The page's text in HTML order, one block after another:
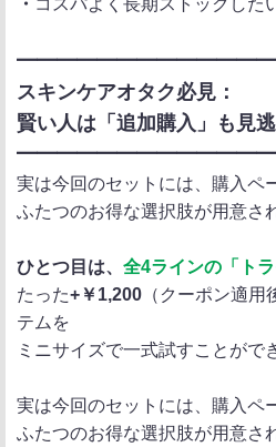
スキンケアオタク必見：
賢い人は「追加購入」も見
実は今回のセットには、購入ペ
ふたつのお得な選択肢が用意さ
ひとつ目は、 全4ラインの「トラ
たった+￥1,200 （クーポン適
テムを
ミニサイズで一式試すことがで
実は今回のセットには、購入ペ
ふたつのお得な選択肢が用意さ